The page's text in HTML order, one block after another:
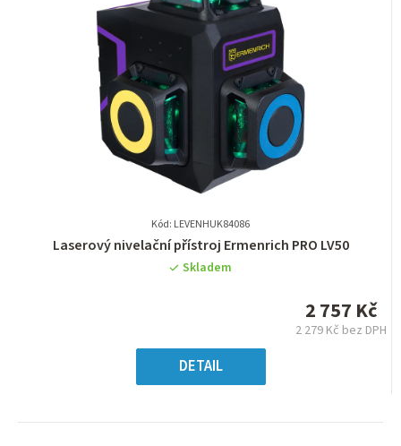
Kód: LEVENHUK84086
Průměrné
hodnocení
5
hvězdiček.
Laserový nivelační přístroj Ermenrich PRO LV50
Skladem
2 757 Kč
2 279 Kč bez DPH
DETAIL